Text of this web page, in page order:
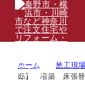
ホーム 施工現
邸】 増築 床張替